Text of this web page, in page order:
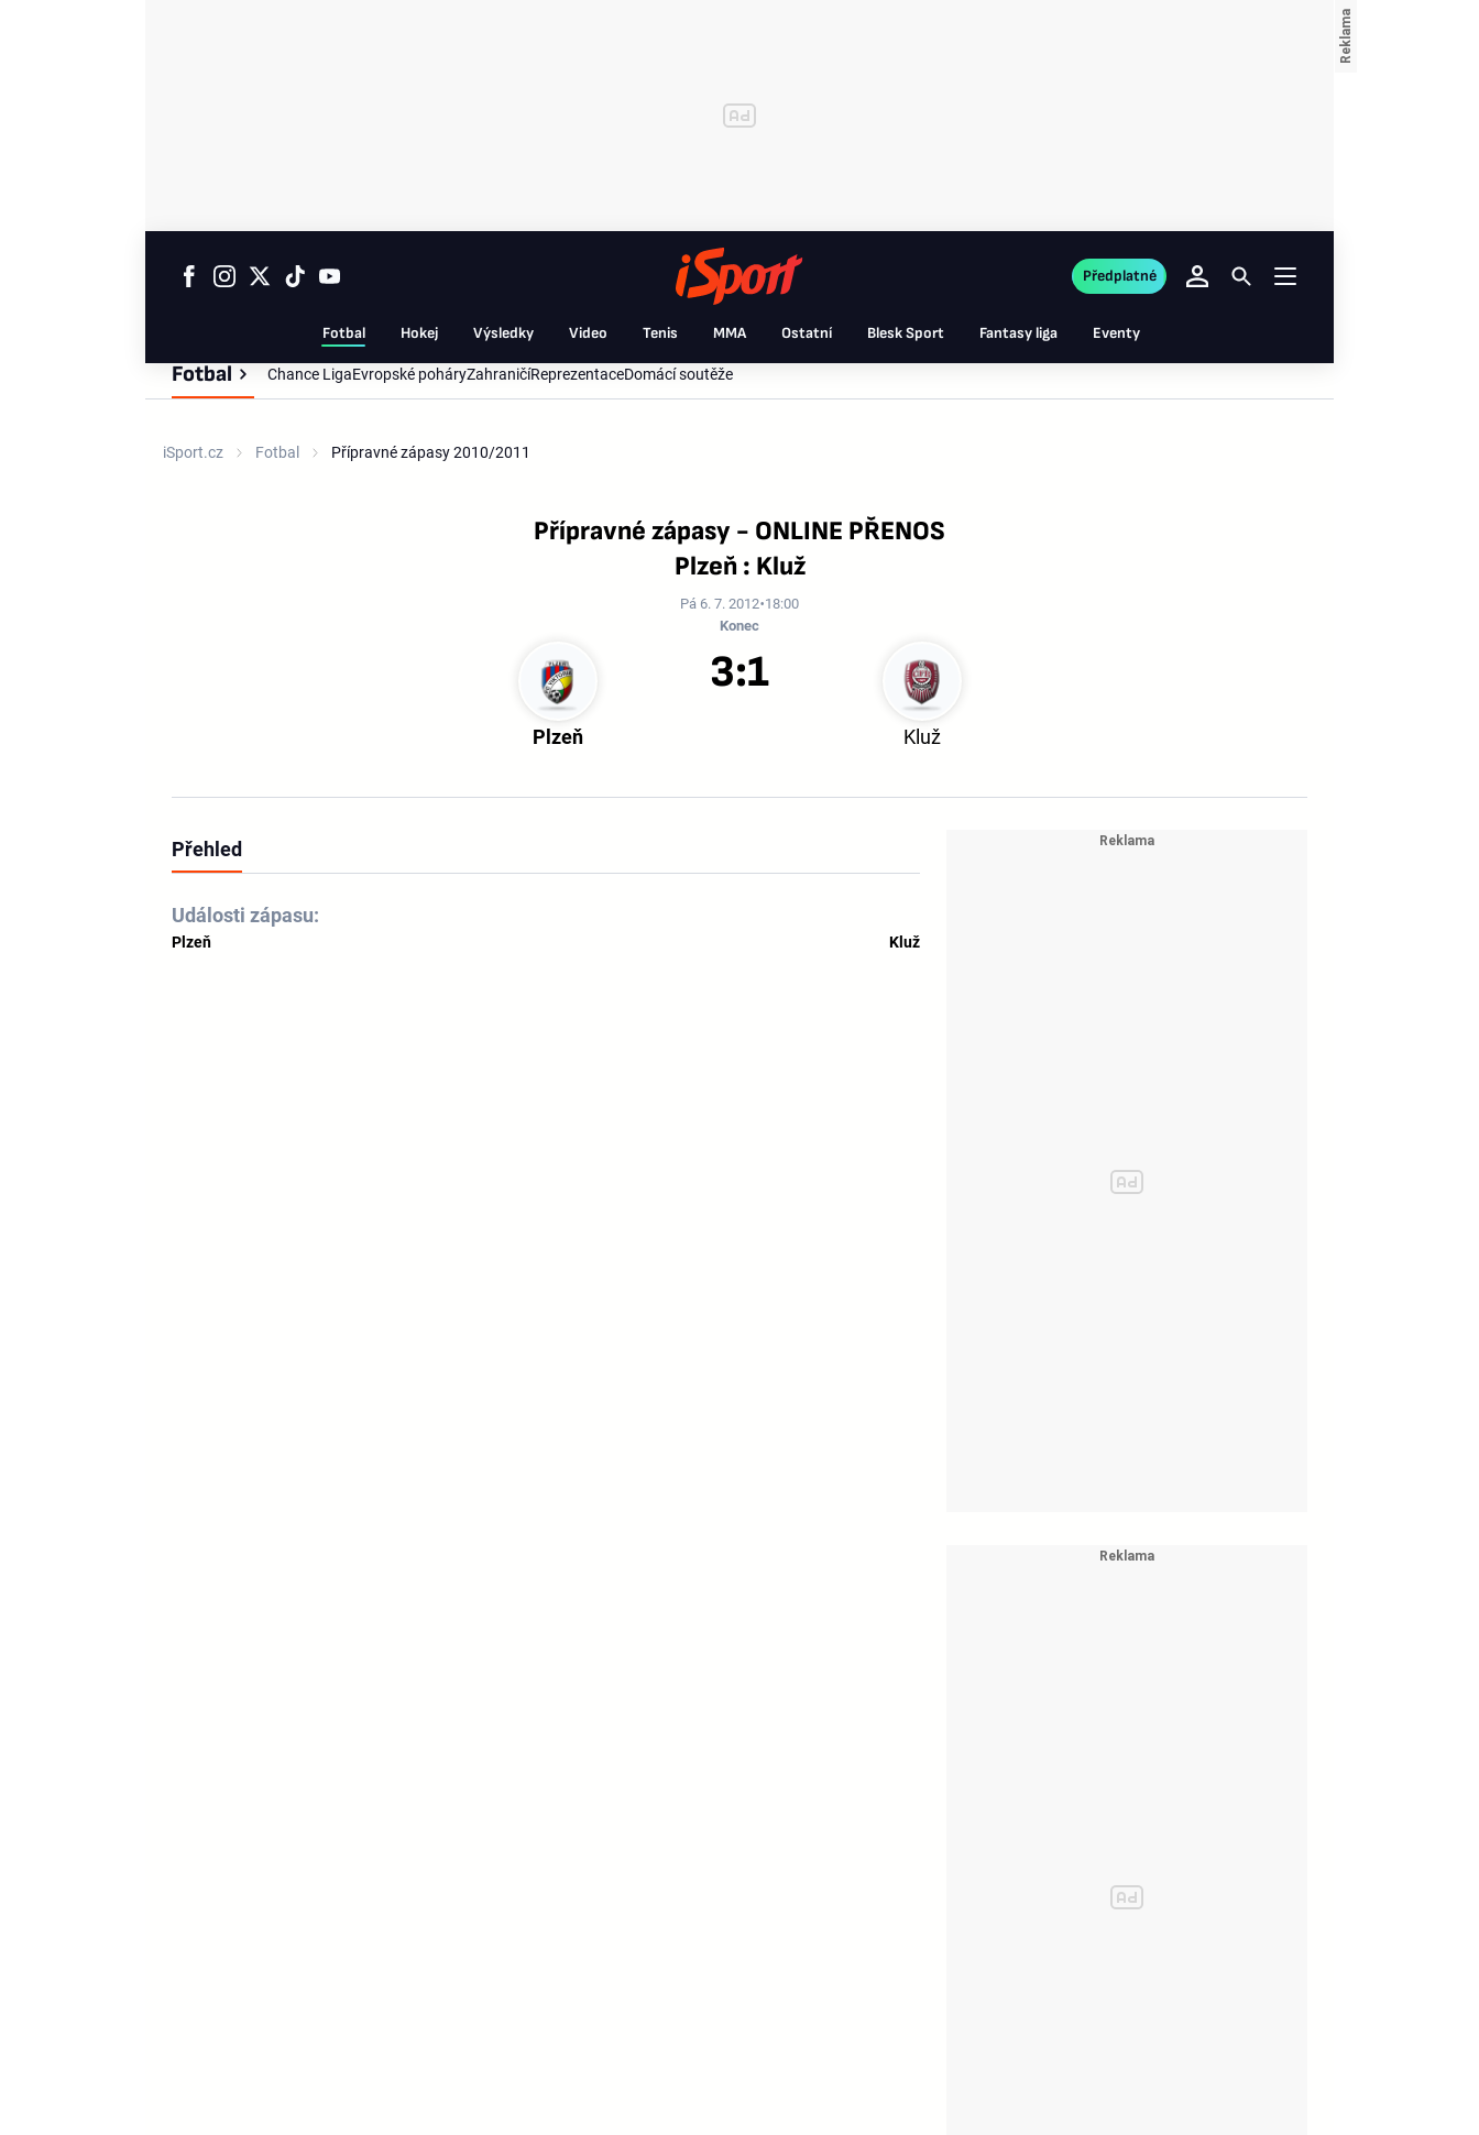
Fotbal Hokej Výsledky Video Tenis MMA Ostatní Blesk Sport Fantasy liga Eventy
Předplatné
Fotbal Chance LigaEvropské poháryZahraničíReprezentaceDomácí soutěže
iSport.cz Fotbal Přípravné zápasy 2010/2011
Přípravné zápasy - ONLINE PŘENOS
Plzeň : Kluž
Pá 6. 7. 2012 18:00
Konec
Plzeň Kluž
3:1
Přehled
Události zápasu:
Plzeň Kluž